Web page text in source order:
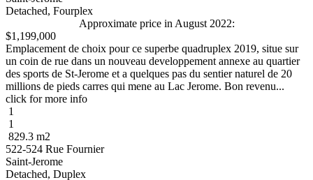
Detached, Fourplex
Approximate price in August 2022:
$1,199,000
Emplacement de choix pour ce superbe quadruplex 2019, situe sur
un coin de rue dans un nouveau developpement annexe au quartier
des sports de St-Jerome et a quelques pas du sentier naturel de 20
millions de pieds carres qui mene au Lac Jerome. Bon revenu...
click for more info
1
1
829.3 m2
522-524 Rue Fournier
Saint-Jerome
Detached, Duplex